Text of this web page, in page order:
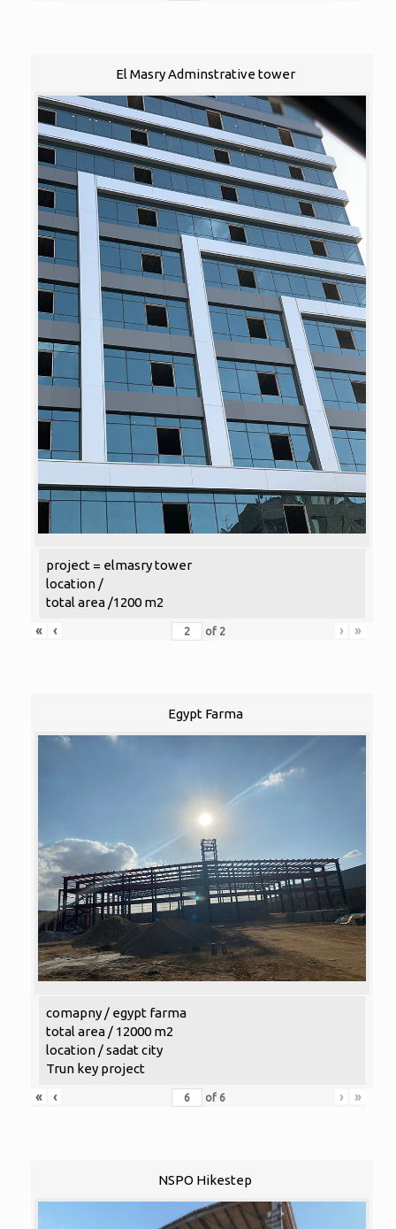
El Masry Adminstrative tower
project = elmasry tower
location /
total area /1200 m2
«
‹ of 2 › »
Egypt Farma
comapny / egypt farma
total area / 12000 m2
location / sadat city
Trun key project
«
‹ of 6 › »
NSPO Hikestep